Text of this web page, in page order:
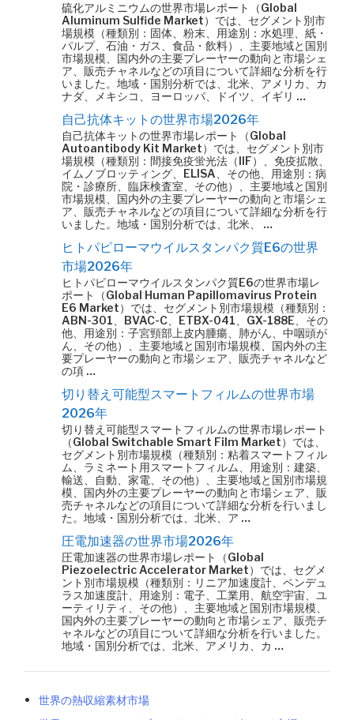
硫化アルミニウムの世界市場レポート（Global
Aluminum Sulfide Market）では、セグメント別市
場規模（種類別：固体、粉末、用途別：水処理、紙・
パルプ、石油・ガス、食品・飲料）、主要地域と国別
市場規模、国内外の主要プレーヤーの動向と市場シェ
ア、販売チャネルなどの項目について詳細な分析を行
いました。地域・国別分析では、北米、アメリカ、カ
ナダ、メキシコ、ヨーロッパ、ドイツ、イギリ …
自己抗体キットの世界市場2026年
自己抗体キットの世界市場レポート（Global
Autoantibody Kit Market）では、セグメント別市
場規模（種類別：間接免疫蛍光法（IIF）、免疫拡散、
イムノブロッティング、ELISA、その他、用途別：病
院・診療所、臨床検査室、その他）、主要地域と国別
市場規模、国内外の主要プレーヤーの動向と市場シェ
ア、販売チャネルなどの項目について詳細な分析を行
いました。地域・国別分析では、北米、 …
ヒトパピローマウイルスタンパク質E6の世界
市場2026年
ヒトパピローマウイルスタンパク質E6の世界市場レ
ポート（Global Human Papillomavirus Protein
E6 Market）では、セグメント別市場規模（種類別：
ABN-301、BVAC-C、ETBX-041、GX-188E、その
他、用途別：子宮頸部上皮内腫瘍、肺がん、中咽頭が
ん、その他）、主要地域と国別市場規模、国内外の主
要プレーヤーの動向と市場シェア、販売チャネルなど
の項 …
切り替え可能型スマートフィルムの世界市場
2026年
切り替え可能型スマートフィルムの世界市場レポート
（Global Switchable Smart Film Market）では、
セグメント別市場規模（種類別：粘着スマートフィル
ム、ラミネート用スマートフィルム、用途別：建築、
輸送、自動、家電、その他）、主要地域と国別市場規
模、国内外の主要プレーヤーの動向と市場シェア、販
売チャネルなどの項目について詳細な分析を行いまし
た。地域・国別分析では、北米、ア …
圧電加速器の世界市場2026年
圧電加速器の世界市場レポート（Global
Piezoelectric Accelerator Market）では、セグメ
ント別市場規模（種類別：リニア加速度計、ペンデュ
ラス加速度計、用途別：電子、工業用、航空宇宙、ユ
ーティリティ、その他）、主要地域と国別市場規模、
国内外の主要プレーヤーの動向と市場シェア、販売チ
ャネルなどの項目について詳細な分析を行いました。
地域・国別分析では、北米、アメリカ、カ …
世界の熱収縮素材市場